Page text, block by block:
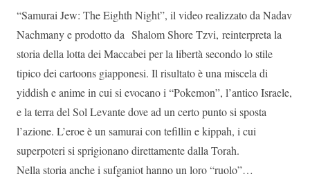
“Samurai Jew: The Eighth Night”, il video realizzato da Nadav
Nachmany e prodotto da Shalom Shore Tzvi, reinterpreta la
storia della lotta dei Maccabei per la libertà secondo lo stile
tipico dei cartoons giapponesi. Il risultato è una miscela di
yiddish e anime in cui si evocano i “Pokemon”, l’antico Israele,
e la terra del Sol Levante dove ad un certo punto si sposta
l’azione. L’eroe è un samurai con tefillin e kippah, i cui
superpoteri si sprigionano direttamente dalla Torah.
Nella storia anche i sufganiot hanno un loro “ruolo”…